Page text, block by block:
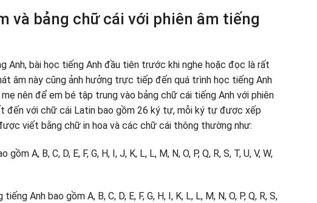
và bảng chữ cái với phiên âm tiếng
Anh, bài học tiếng Anh đầu tiên trước khi nghe hoặc đọc là rất
âm này cũng ảnh hưởng trực tiếp đến quá trình học tiếng Anh
nên để em bé tập trung vào bảng chữ cái tiếng Anh với phiên
đến với chữ cái Latin bao gồm 26 ký tự, mỗi ký tự được xếp
viết bằng chữ in hoa và các chữ cái thông thường như:
A, B, C, D, E, F, G, H, I, J, K, L, L, M, N, O, P, Q, R, S, T, U, V, W,
Anh bao gồm A, B, C, D, E, F, G, H, I, K, L, L, M, N, O, P, Q, R, S,